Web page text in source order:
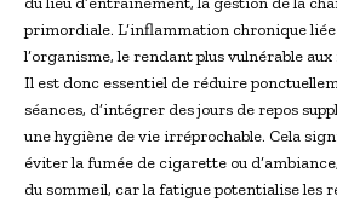
primordiale. L’inflammation chronique
l’organisme, le rendant plus vulnérable
Il est donc essentiel de réduire
séances, d’intégrer des jours de repos
une hygiène de vie irréprochable. Cela
éviter la fumée de cigarette ou
du sommeil, car la fatigue potentialise les